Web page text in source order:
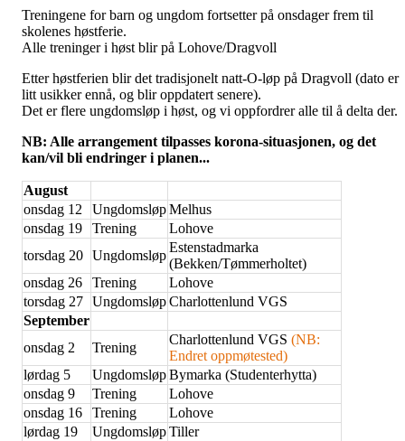
Treningene for barn og ungdom fortsetter på onsdager frem til
skolenes høstferie.
Alle treninger i høst blir på Lohove/Dragvoll
Etter høstferien blir det tradisjonelt natt-O-løp på Dragvoll (dato er
litt usikker ennå, og blir oppdatert senere).
Det er flere ungdomsløp i høst, og vi oppfordrer alle til å delta der.
NB: Alle arrangement tilpasses korona-situasjonen, og det
kan/vil bli endringer i planen...
August
onsdag 12
UngdomsløpMelhus
onsdag 19
Trening
Lohove
torsdag 20 Ungdomsløp
Estenstadmarka
(Bekken/Tømmerholtet)
onsdag 26
Trening
Lohove
torsdag 27 UngdomsløpCharlottenlund VGS
September
onsdag 2
Trening
Charlottenlund VGS (NB:
Endret oppmøtested)
lørdag 5
UngdomsløpBymarka (Studenterhytta)
onsdag 9
Trening
Lohove
onsdag 16
Trening
Lohove
lørdag 19
UngdomsløpTiller